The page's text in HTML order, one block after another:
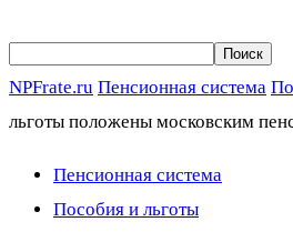
NPFrate.ru Пенсионная система
льготы положены московским
Пенсионная система
Пособия и льготы